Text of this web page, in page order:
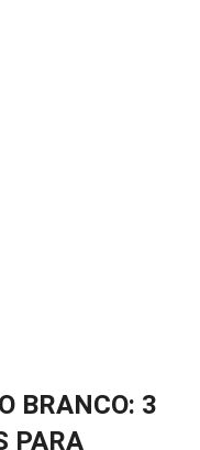
BRANCO: 3
PARA